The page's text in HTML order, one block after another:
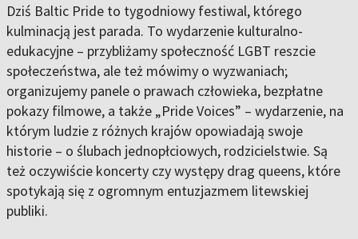
Dziś Baltic Pride to tygodniowy festiwal, którego
kulminacją jest parada. To wydarzenie kulturalno-
edukacyjne – przybliżamy społeczność LGBT reszcie
społeczeństwa, ale też mówimy o wyzwaniach;
organizujemy panele o prawach człowieka, bezpłatne
pokazy filmowe, a także „Pride Voices” – wydarzenie, na
którym ludzie z różnych krajów opowiadają swoje
historie – o ślubach jednopłciowych, rodzicielstwie. Są
też oczywiście koncerty czy występy drag queens, które
spotykają się z ogromnym entuzjazmem litewskiej
publiki.